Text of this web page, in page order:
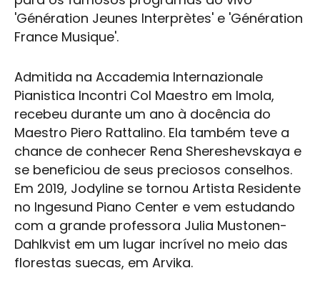
'Génération Jeunes Interprètes' e 'Génération
France Musique'.
Admitida na Accademia Internazionale
Pianistica Incontri Col Maestro em Imola,
recebeu durante um ano à docência do
Maestro Piero Rattalino. Ela também teve a
chance de conhecer Rena Shereshevskaya e
se beneficiou de seus preciosos conselhos.
Em 2019, Jodyline se tornou Artista Residente
no Ingesund Piano Center e vem estudando
com a grande professora Julia Mustonen-
Dahlkvist em um lugar incrível no meio das
florestas suecas, em Arvika.